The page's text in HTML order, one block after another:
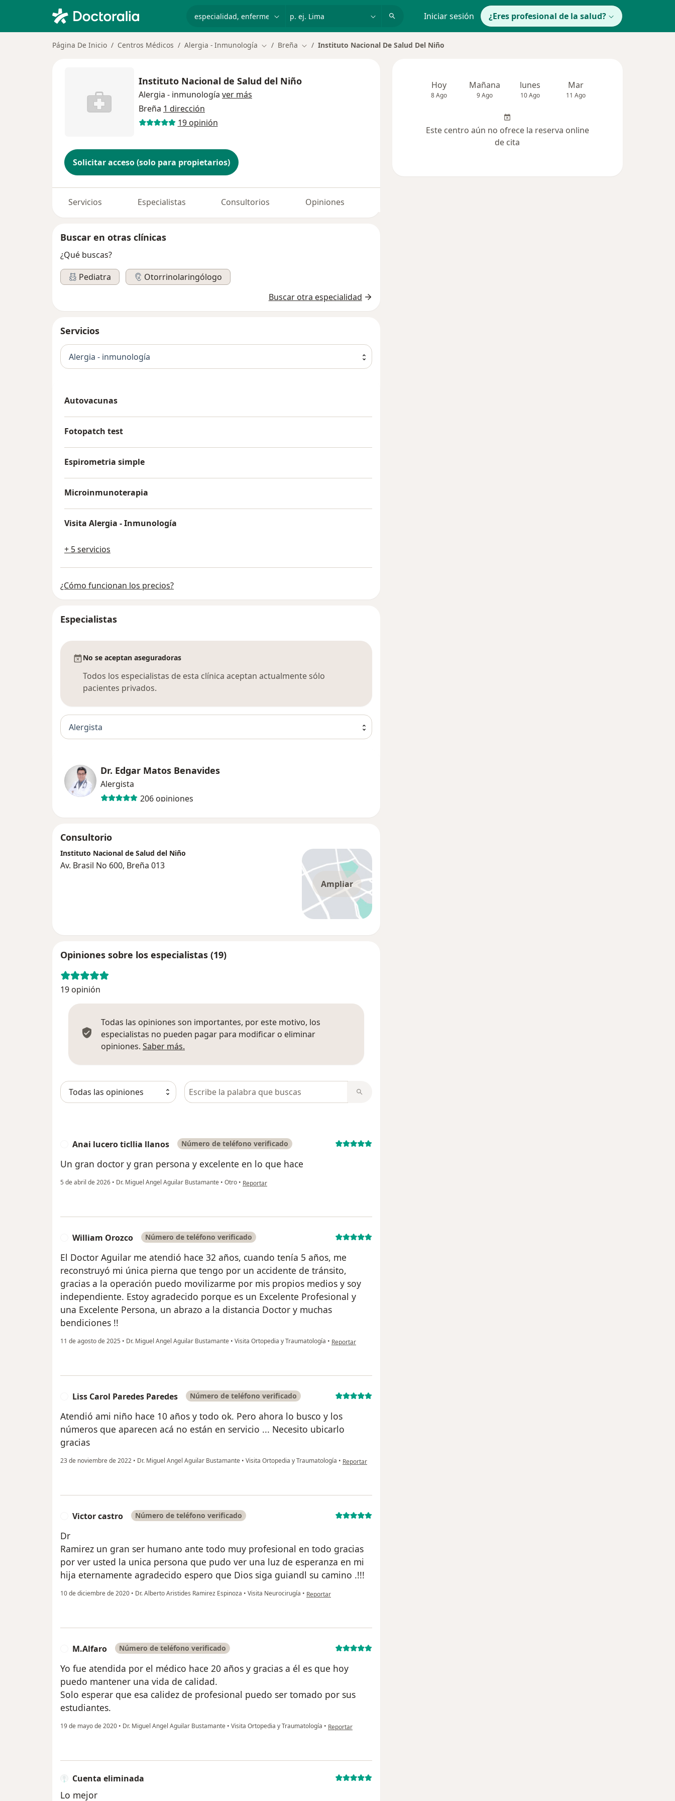
Iniciar sesión ¿Eres profesional de la salud?
Página De Inicio Centros Médicos Alergia - Inmunología Cambiar de ciudad
Breña Cambiar de ciudad
Instituto Nacional De Salud Del Niño
Instituto Nacional de Salud del Niño
Alergia - inmunología ver más
Breña 1 dirección
19 opinión
Solicitar acceso (solo para propietarios)
Servicios Especialistas Consultorios Opiniones
Buscar en otras clínicas
¿Qué buscas?
Pediatra
Otorrinolaringólogo
Buscar otra especialidad
Servicios
Alergia - inmunología
Autovacunas
Fotopatch test
Espirometria simple
Microinmunoterapia
Visita Alergia - Inmunología
+ 5 servicios
¿Cómo funcionan los precios?
Especialistas
No se aceptan aseguradoras
Todos los especialistas de esta clínica aceptan actualmente sólo
pacientes privados.
Alergista
Dr. Edgar Matos Benavides
Alergista
206 opiniones
Consultorio
Ampliar
Instituto Nacional de Salud del Niño
Av. Brasil No 600, Breña 013
Opiniones sobre los especialistas (19)
19 opinión
Todas las opiniones son importantes, por este motivo, los
especialistas no pueden pagar para modificar o eliminar
opiniones. Saber más.
Busca en opiniones
Anai lucero ticllia llanos Número de teléfono verificado
Un gran doctor y gran persona y excelente en lo que hace
5 de abril de 2026 • Dr. Miguel Angel Aguilar Bustamante • Otro • en opinión del usuario Anai lucero ticllia llanos
Reportar
William Orozco Número de teléfono verificado
El Doctor Aguilar me atendió hace 32 años, cuando tenía 5 años, me
reconstruyó mi única pierna que tengo por un accidente de tránsito,
gracias a la operación puedo movilizarme por mis propios medios y soy
independiente. Estoy agradecido porque es un Excelente Profesional y
una Excelente Persona, un abrazo a la distancia Doctor y muchas
bendiciones !!
11 de agosto de 2025 • Dr. Miguel Angel Aguilar Bustamante • Visita Ortopedia y Traumatología • en opinión del usuario William Orozco
Reportar
Liss Carol Paredes Paredes Número de teléfono verificado
Atendió ami niño hace 10 años y todo ok. Pero ahora lo busco y los
números que aparecen acá no están en servicio ... Necesito ubicarlo
gracias
23 de noviembre de 2022 • Dr. Miguel Angel Aguilar Bustamante • Visita Ortopedia y Traumatología • en opinión del usuario Liss Carol Paredes Paredes
Reportar
Victor castro Número de teléfono verificado
Dr
Ramirez un gran ser humano ante todo muy profesional en todo gracias
por ver usted la unica persona que pudo ver una luz de esperanza en mi
hija eternamente agradecido espero que Dios siga guiandl su camino .!!!
10 de diciembre de 2020 • Dr. Alberto Aristides Ramirez Espinoza • Visita Neurocirugía • en opinión del usuario Victor castro
Reportar
M.Alfaro Número de teléfono verificado
Yo fue atendida por el médico hace 20 años y gracias a él es que hoy
puedo mantener una vida de calidad.
Solo esperar que esa calidez de profesional puedo ser tomado por sus
estudiantes.
19 de mayo de 2020 • Dr. Miguel Angel Aguilar Bustamante • Visita Ortopedia y Traumatología • en opinión del usuario M.Alfaro
Reportar
Cuenta eliminada
Lo mejor
Hoy
8 Ago
Mañana
9 Ago
lunes
10 Ago
Mar
11 Ago
Este centro aún no ofrece la reserva online
de cita